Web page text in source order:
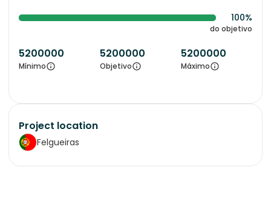
100%
do objetivo
5200000
Mínimo
5200000
Objetivo
5200000
Máximo
Project location
Felgueiras